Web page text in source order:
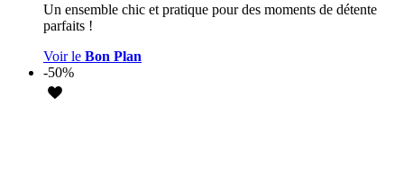
Un ensemble chic et pratique pour des moments de détente
parfaits !
Voir le Bon Plan
-50%